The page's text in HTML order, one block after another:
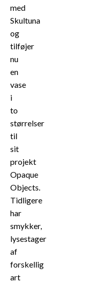
med
Skultuna
og
tilføjer
nu
en
vase
i
to
størrelser
til
sit
projekt
Opaque
Objects.
Tidligere
har
smykker,
lysestager
af
forskellig
art